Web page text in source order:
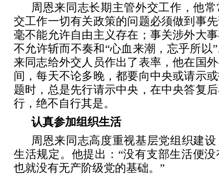
周恩来同志长期主管外交工作，他
交工作一切有关政策的问题必须做到事
毫不能允许自由主义存在；事关涉外大
不允许斩而不奏和“心血来潮，忘乎所以
来同志给外交人员作出了表率，他在国
间，每天不论多晚，都要向中央或请示
题时，总是先行请示中央，在中央答复
行，绝不自行其是。
认真参加组织生活
周恩来同志高度重视基层党组织建
生活规定。他提出：“没有支部生活便
也就没有无产阶级党的基础。”